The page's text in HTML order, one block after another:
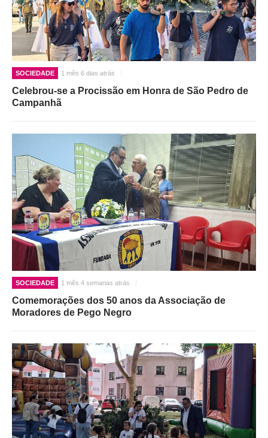
SOCIEDADE 1 mês 6 dias atrás
Celebrou-se a Procissão em Honra de São Pedro de
Campanhã
SOCIEDADE 1 mês 4 semanas atrás
Comemorações dos 50 anos da Associação de
Moradores de Pego Negro